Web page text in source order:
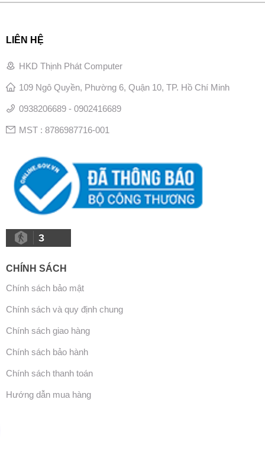
LIÊN HỆ
HKD Thịnh Phát Computer
109 Ngô Quyền, Phường 6, Quận 10, TP. Hồ Chí Minh
0938206689 - 0902416689
MST : 8786987716-001
3
CHÍNH SÁCH
Chính sách bảo mật
Chính sách và quy định chung
Chính sách giao hàng
Chính sách bảo hành
Chính sách thanh toán
Hướng dẫn mua hàng